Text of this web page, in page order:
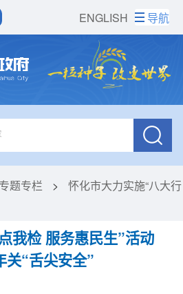
ENGLISH 导航
专题专栏 >
怀化市大力实施“八大行
我检 服务惠民生”活动
关“舌尖安全”